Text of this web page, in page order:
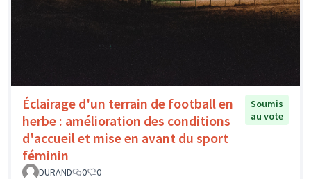
Éclairage d'un terrain de football en
herbe : amélioration des conditions
d'accueil et mise en avant du sport
féminin
Soumis
au vote
DURAND 0 0